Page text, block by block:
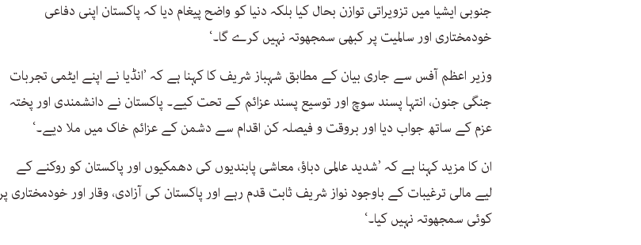
جنوبی ایشیا میں تزویراتی توازن بحال کیا بلکہ دنیا کو واضح پیغام دیا کہ پاکستان اپنی دفاعی
خودمختاری اور سالمیت پر کبھی سمجھوتہ نہیں کرے گا۔‘
وزیر اعظم آفس سے جاری بیان کے مطابق شہباز شریف کا کہنا ہے کہ ’انڈیا نے اپنے ایٹمی تجربات
جنگی جنون، انتہا پسند سوچ اور توسیع پسند عزائم کے تحت کیے۔ پاکستان نے دانشمندی اور پختہ
عزم کے ساتھ جواب دیا اور بروقت و فیصلہ کن اقدام سے دشمن کے عزائم خاک میں ملا دیے۔‘
ان کا مزید کہنا ہے کہ ’شدید عالمی دباؤ، معاشی پابندیوں کی دھمکیوں اور پاکستان کو روکنے کے
لیے مالی ترغیبات کے باوجود نواز شریف ثابت قدم رہے اور پاکستان کی آزادی، وقار اور خودمختاری پر
کوئی سمجھوتہ نہیں کیا۔‘